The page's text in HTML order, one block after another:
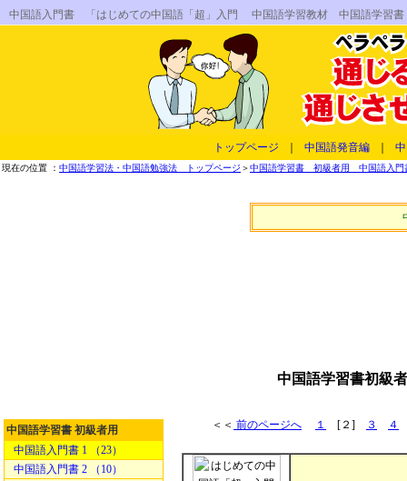
中国語入門書 「はじめての中国語「超」入門 中国語学習教材 中国語学習書
トップページ 中国語発音編
現在の位置 ： 中国語学習法・中国語勉強法 トップページ ＞中国語学習書 初級者用 中国語入門
中国語学習書初級
中国語学習書 初級者用
中国語入門書 1 （23）
中国語入門書 2 （10）
＜＜ 前のページへ １ [２] ３ ４